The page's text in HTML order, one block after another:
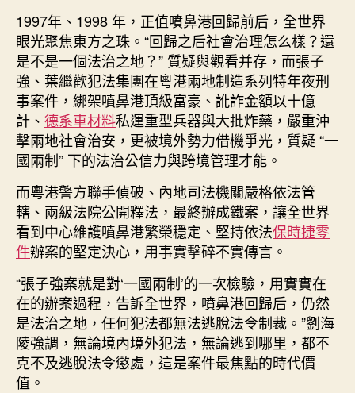
1997年、1998 年，正值噴鼻港回歸前后，全世界
眼光聚焦東方之珠。“回歸之后社會治理怎么樣？還
是不是一個法治之地？” 質疑與觀看并存，而張子
強、葉繼歡犯法集團在粵港兩地制造系列特年夜刑
事案件，綁架噴鼻港頂級富豪、訛詐金額以十億
計、 德系車材料私運重型兵器與大批炸藥，嚴重沖
擊兩地社會治安，更被境外勢力借機爭光，質疑 “一
國兩制” 下的法治公信力與跨境管理才能。
而粵港警方聯手偵破、內地司法機關嚴格依法管
轄、兩級法院公開釋法，最終辦成鐵案，讓全世界
看到中心維護噴鼻港繁榮穩定、堅持依法保時捷零
件辦案的堅定決心，用事實擊碎不實傳言。
“張子強案就是對‘一國兩制’的一次檢驗，用實實在
在的辦案過程，告訴全世界，噴鼻港回歸后，仍然
是法治之地，任何犯法都無法逃脫法令制裁。”劉海
陵強調，無論境內境外犯法，無論逃到哪里，都不
克不及逃脫法令懲處，這是案件最焦點的時代價
值。